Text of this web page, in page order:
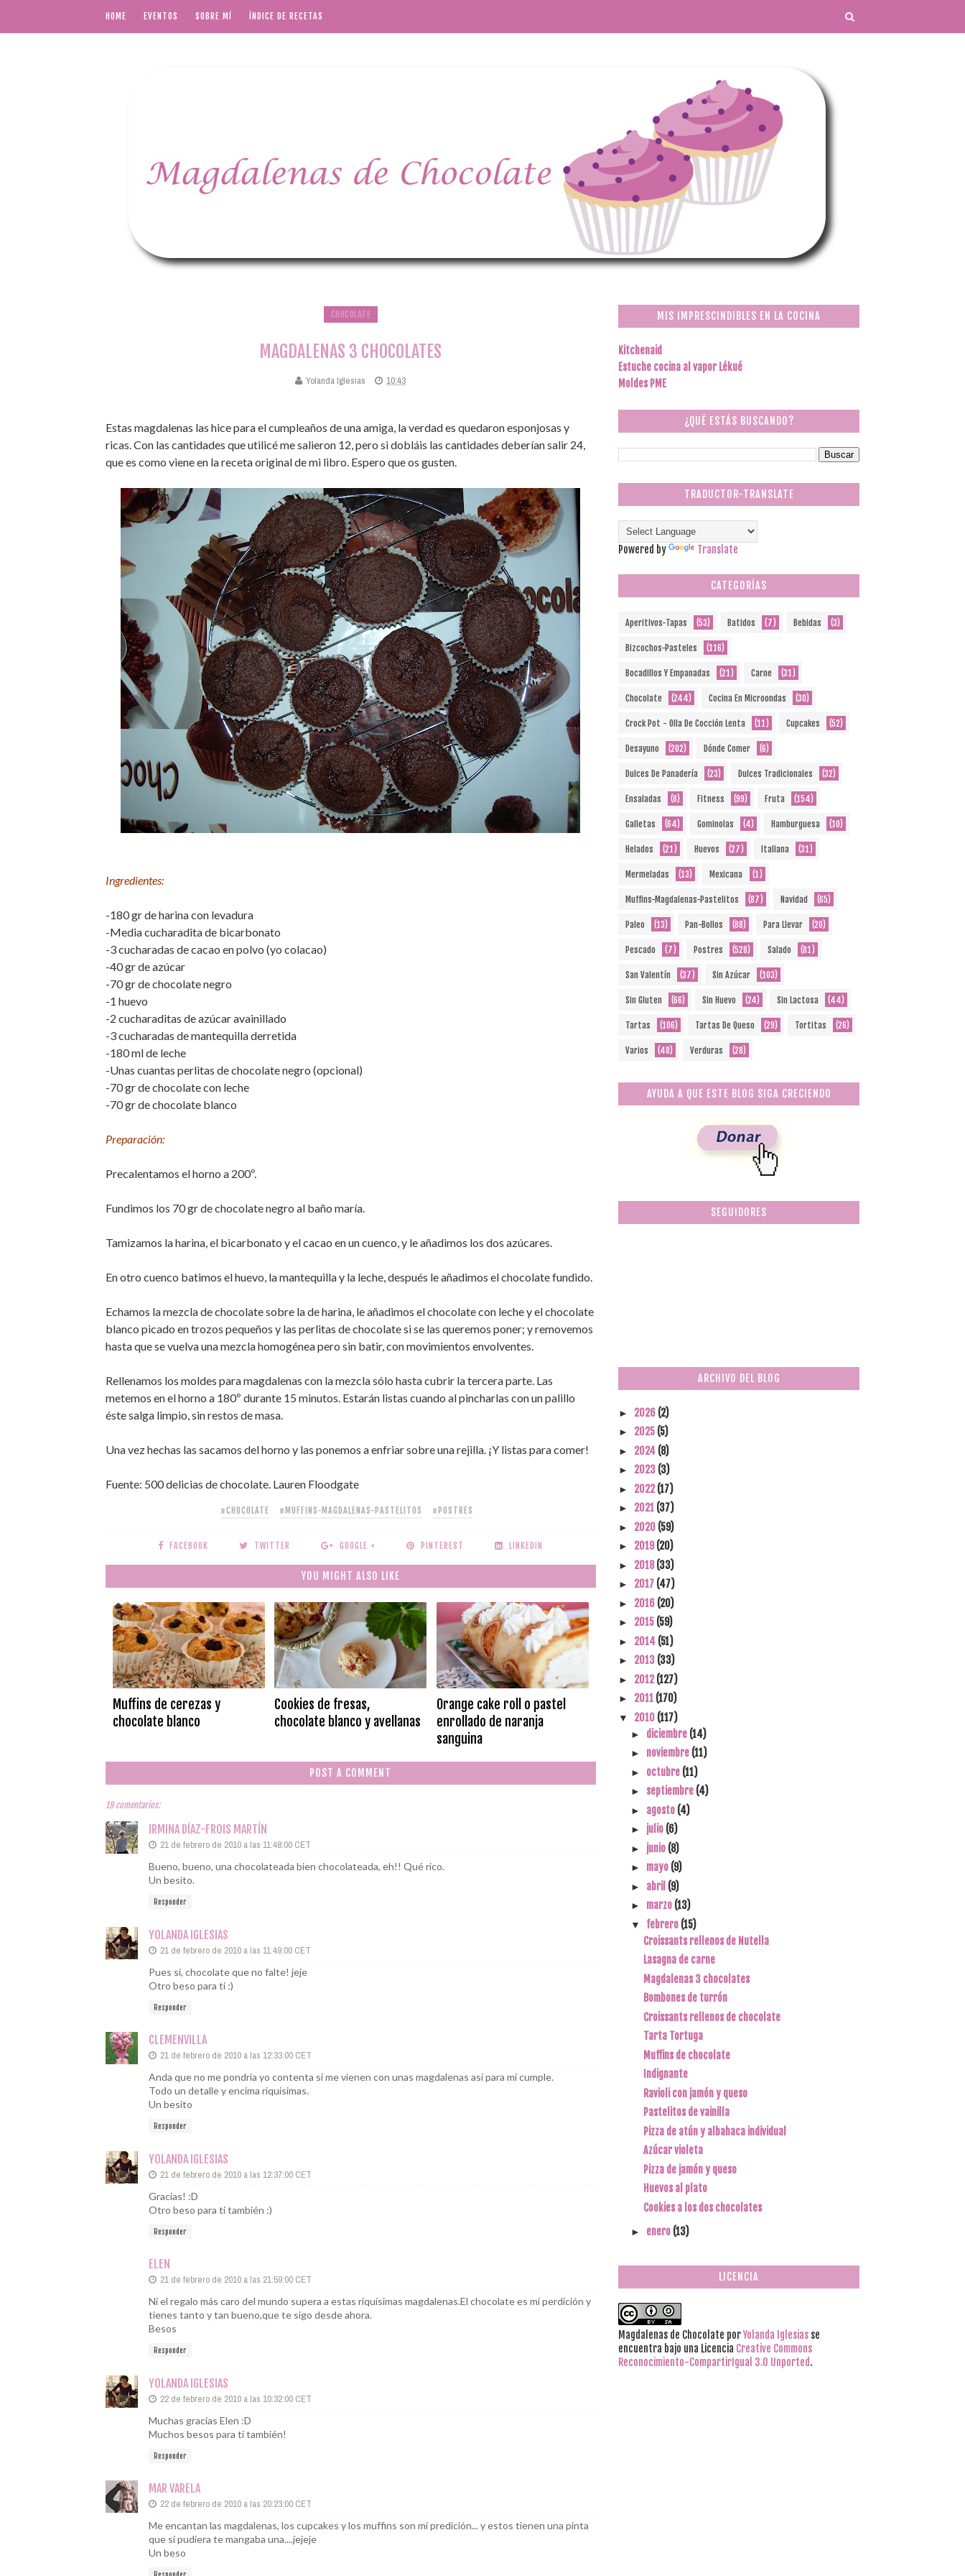
HOME EVENTOS SOBRE MÍ ÍNDICE DE RECETAS
CHOCOLATE
MAGDALENAS 3 CHOCOLATES
Yolanda Iglesias 10:43
Estas magdalenas las hice para el cumpleaños de una amiga, la verdad es quedaron esponjosas y
ricas. Con las cantidades que utilicé me salieron 12, pero si dobláis las cantidades deberían salir 24,
que es como viene en la receta original de mi libro. Espero que os gusten.
Ingredientes:
-180 gr de harina con levadura
-Media cucharadita de bicarbonato
-3 cucharadas de cacao en polvo (yo colacao)
-40 gr de azúcar
-70 gr de chocolate negro
-1 huevo
-2 cucharaditas de azúcar avainillado
-3 cucharadas de mantequilla derretida
-180 ml de leche
-Unas cuantas perlitas de chocolate negro (opcional)
-70 gr de chocolate con leche
-70 gr de chocolate blanco
Preparación:
Precalentamos el horno a 200º.
Fundimos los 70 gr de chocolate negro al baño maría.
Tamizamos la harina, el bicarbonato y el cacao en un cuenco, y le añadimos los dos azúcares.
En otro cuenco batimos el huevo, la mantequilla y la leche, después le añadimos el chocolate fundido.
Echamos la mezcla de chocolate sobre la de harina, le añadimos el chocolate con leche y el chocolate
blanco picado en trozos pequeños y las perlitas de chocolate si se las queremos poner; y removemos
hasta que se vuelva una mezcla homogénea pero sin batir, con movimientos envolventes.
Rellenamos los moldes para magdalenas con la mezcla sólo hasta cubrir la tercera parte. Las
metemos en el horno a 180º durante 15 minutos. Estarán listas cuando al pincharlas con un palillo
éste salga limpio, sin restos de masa.
Una vez hechas las sacamos del horno y las ponemos a enfriar sobre una rejilla. ¡Y listas para comer!
Fuente: 500 delicias de chocolate. Lauren Floodgate
#CHOCOLATE #MUFFINS-MAGDALENAS-PASTELITOS #POSTRES
FACEBOOK TWITTER GOOGLE + PINTEREST LINKEDIN
YOU MIGHT ALSO LIKE
Muffins de cerezas y
chocolate blanco
Cookies de fresas,
chocolate blanco y avellanas
Orange cake roll o pastel
enrollado de naranja
sanguina
POST A COMMENT
19 comentarios:
IRMINA DÍAZ-FROIS MARTÍN
21 de febrero de 2010 a las 11:48:00 CET
Bueno, bueno, una chocolateada bien chocolateada, eh!! Qué rico.
Un besito.
Responder
YOLANDA IGLESIAS
21 de febrero de 2010 a las 11:49:00 CET
Pues sí, chocolate que no falte! jeje
Otro beso para ti :)
Responder
CLEMENVILLA
21 de febrero de 2010 a las 12:33:00 CET
Anda que no me pondría yo contenta si me vienen con unas magdalenas así para mi cumple.
Todo un detalle y encima riquísimas.
Un besito
Responder
YOLANDA IGLESIAS
21 de febrero de 2010 a las 12:37:00 CET
Gracias! :D
Otro beso para ti también :)
Responder
ELEN
21 de febrero de 2010 a las 21:59:00 CET
Ni el regalo más caro del mundo supera a estas riquísimas magdalenas.El chocolate es mi perdición y
tienes tanto y tan bueno,que te sigo desde ahora.
Besos
Responder
YOLANDA IGLESIAS
22 de febrero de 2010 a las 10:32:00 CET
Muchas gracias Elen :D
Muchos besos para ti también!
Responder
MAR VARELA
22 de febrero de 2010 a las 20:23:00 CET
Me encantan las magdalenas, los cupcakes y los muffins son mi predición... y estos tienen una pinta
que si pudiera te mangaba una....jejeje
Un beso
MIS IMPRESCINDIBLES EN LA COCINA
Kitchenaid
Estuche cocina al vapor Lékué
Moldes PME
¿QUÉ ESTÁS BUSCANDO?
TRADUCTOR-TRANSLATE
Powered by Translate
CATEGORÍAS
Aperitivos-Tapas (53) Batidos (7) Bebidas (3)
Bizcochos-Pasteles (116)
Bocadillos Y Empanadas (21) Carne (31)
Chocolate (244) Cocina En Microondas (30)
Crock Pot - Olla De Cocción Lenta (11) Cupcakes (52)
Desayuno (202) Dónde Comer (6)
Dulces De Panadería (23) Dulces Tradicionales (32)
Ensaladas (8) Fitness (99) Fruta (154)
Galletas (64) Gominolas (4) Hamburguesa (10)
Helados (21) Huevos (27) Italiana (31)
Mermeladas (13) Mexicana (1)
Muffins-Magdalenas-Pastelitos (87) Navidad (65)
Paleo (13) Pan-Bollos (88) Para Llevar (20)
Pescado (7) Postres (528) Salado (81)
San Valentín (37) Sin Azúcar (103)
Sin Gluten (66) Sin Huevo (24) Sin Lactosa (44)
Tartas (106) Tartas De Queso (29) Tortitas (26)
Varios (48) Verduras (28)
AYUDA A QUE ESTE BLOG SIGA CRECIENDO
SEGUIDORES
ARCHIVO DEL BLOG
► 2026 (2)
► 2025 (5)
► 2024 (8)
► 2023 (3)
► 2022(17)
► 2021 (37)
► 2020 (59)
► 2019(20)
► 2018(33)
► 2017 (47)
► 2016 (20)
► 2015 (59)
► 2014 (51)
► 2013 (33)
► 2012(127)
► 2011 (170)
▼ 2010 (117)
► diciembre (14)
► noviembre (11)
► octubre (11)
► septiembre (4)
► agosto (4)
► julio (6)
► junio (8)
► mayo (9)
► abril (9)
► marzo (13)
▼ febrero (15)
Croissants rellenos de Nutella
Lasagna de carne
Magdalenas 3 chocolates
Bombones de turrón
Croissants rellenos de chocolate
Tarta Tortuga
Muffins de chocolate
Indignante
Ravioli con jamón y queso
Pastelitos de vainilla
Pizza de atún y albahaca individual
Azúcar violeta
Pizza de jamón y queso
Huevos al plato
Cookies a los dos chocolates
► enero (13)
LICENCIA
Magdalenas de Chocolate porYolanda Iglesias se
encuentra bajo una Licencia Creative Commons
Reconocimiento-CompartirIgual 3.0 Unported.